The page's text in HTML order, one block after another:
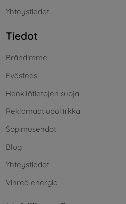
Yhteystiedot
Tiedot
Brändimme
Evästeesi
Henkilötietojen suoja
Reklamaatiopolitiikka
Sopimusehdot
Blog
Yhteystiedot
Vihreä energia